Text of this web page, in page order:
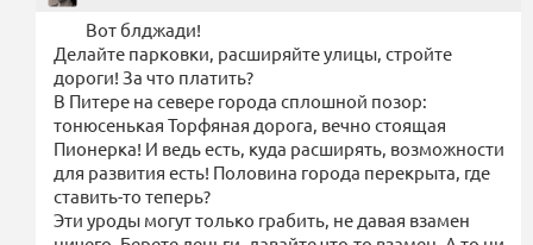
Вот блджади!
Делайте парковки, расширяйте улицы, стройте
дороги! За что платить?
В Питере на севере города сплошной позор:
тонюсенькая Торфяная дорога, вечно стоящая
Пионерка! И ведь есть, куда расширять, возможности
для развития есть! Половина города перекрыта, где
ставить-то теперь?
Эти уроды могут только грабить, не давая взамен